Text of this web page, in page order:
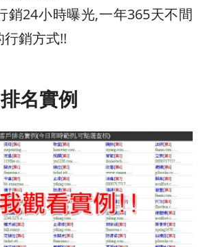
銷24小時曝光,一年365天不間
銷方式!!
名實例